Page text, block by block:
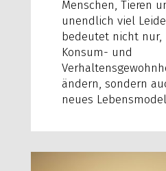
Menschen, Tieren
unendlich viel
bedeutet nicht nur,
Konsum- und
ändern, sondern
neues